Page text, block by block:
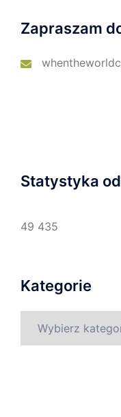
Zapraszam
Statystyka
49 435
Kategorie